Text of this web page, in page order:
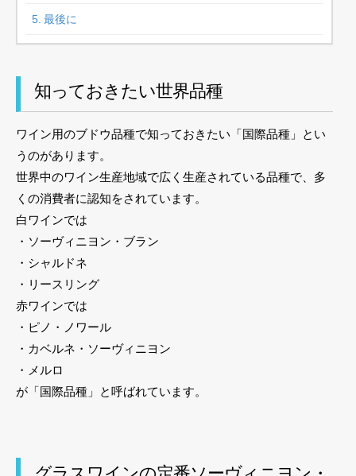
最後に
知っておきたい世界品種
ワイン用のブドウ品種で知っておきたい「国際品種」とい
うのがあります。
世界中のワイン生産地域で広く生産されている品種で、多
くの消費者に認知をされています。
白ワインでは
・ソーヴィニヨン・ブラン
・シャルドネ
・リースリング
赤ワインでは
・ピノ・ノワール
・カベルネ・ソーヴィニヨン
・メルロ
が「国際品種」と呼ばれています。